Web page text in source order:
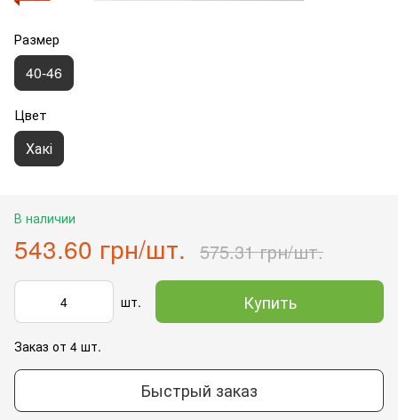
Размер
40-46
Цвет
Хакі
В наличии
543.60 грн/шт. 575.31 грн/шт.
шт. Купить
Заказ от 4 шт.
Быстрый заказ